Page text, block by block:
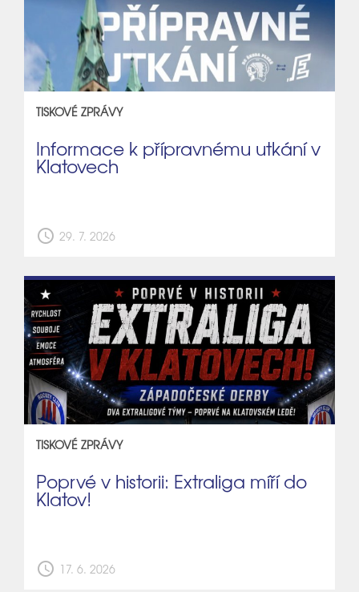
TISKOVÉ ZPRÁVY
Informace k přípravnému utkání v
Klatovech
schedule 29. 7. 2026
TISKOVÉ ZPRÁVY
Poprvé v historii: Extraliga míří do
Klatov!
schedule 17. 6. 2026